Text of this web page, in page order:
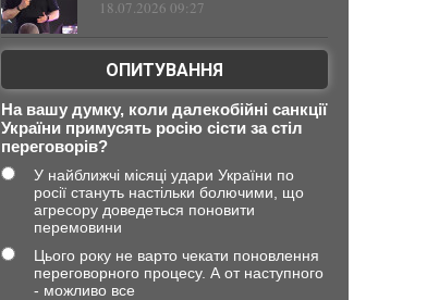
18.07.2026 09:27
ОПИТУВАННЯ
На вашу думку, коли далекобійні санкції
України примусять росію сісти за стіл
переговорів?
У найближчі місяці удари України по
росії стануть настільки болючими, що
агресору доведеться поновити
перемовини
Цього року не варто чекати поновлення
переговорного процесу. А от наступного
- можливо все